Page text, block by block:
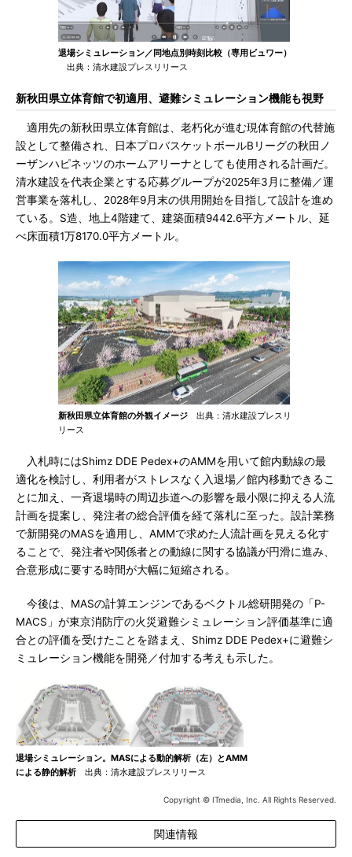
退場シミュレーション／同地点別時刻比較（専用ビュワー）
出典：清水建設プレスリリース
新秋田県立体育館で初適用、避難シミュレーション機能も視野
適用先の新秋田県立体育館は、老朽化が進む現体育館の代替施
設として整備され、日本プロバスケットボールBリーグの秋田ノ
ーザンハピネッツのホームアリーナとしても使用される計画だ。
清水建設を代表企業とする応募グループが2025年3月に整備／運
営事業を落札し、2028年9月末の供用開始を目指して設計を進め
ている。S造、地上4階建て、建築面積9442.6平方メートル、延
べ床面積1万8170.0平方メートル。
新秋田県立体育館の外観イメージ 出典：清水建設プレスリ
リース
入札時にはShimz DDE Pedex+のAMMを用いて館内動線の最
適化を検討し、利用者がストレスなく入退場／館内移動できるこ
とに加え、一斉退場時の周辺歩道への影響を最小限に抑える人流
計画を提案し、発注者の総合評価を経て落札に至った。設計業務
で新開発のMASを適用し、AMMで求めた人流計画を見える化す
ることで、発注者や関係者との動線に関する協議が円滑に進み、
合意形成に要する時間が大幅に短縮される。
今後は、MASの計算エンジンであるベクトル総研開発の「P-
MACS」が東京消防庁の火災避難シミュレーション評価基準に適
合との評価を受けたことを踏まえ、Shimz DDE Pedex+に避難シ
ミュレーション機能を開発／付加する考えも示した。
退場シミュレーション。MASによる動的解析（左）とAMM
による静的解析 出典：清水建設プレスリリース
Copyright © ITmedia, Inc. All Rights Reserved.
関連情報